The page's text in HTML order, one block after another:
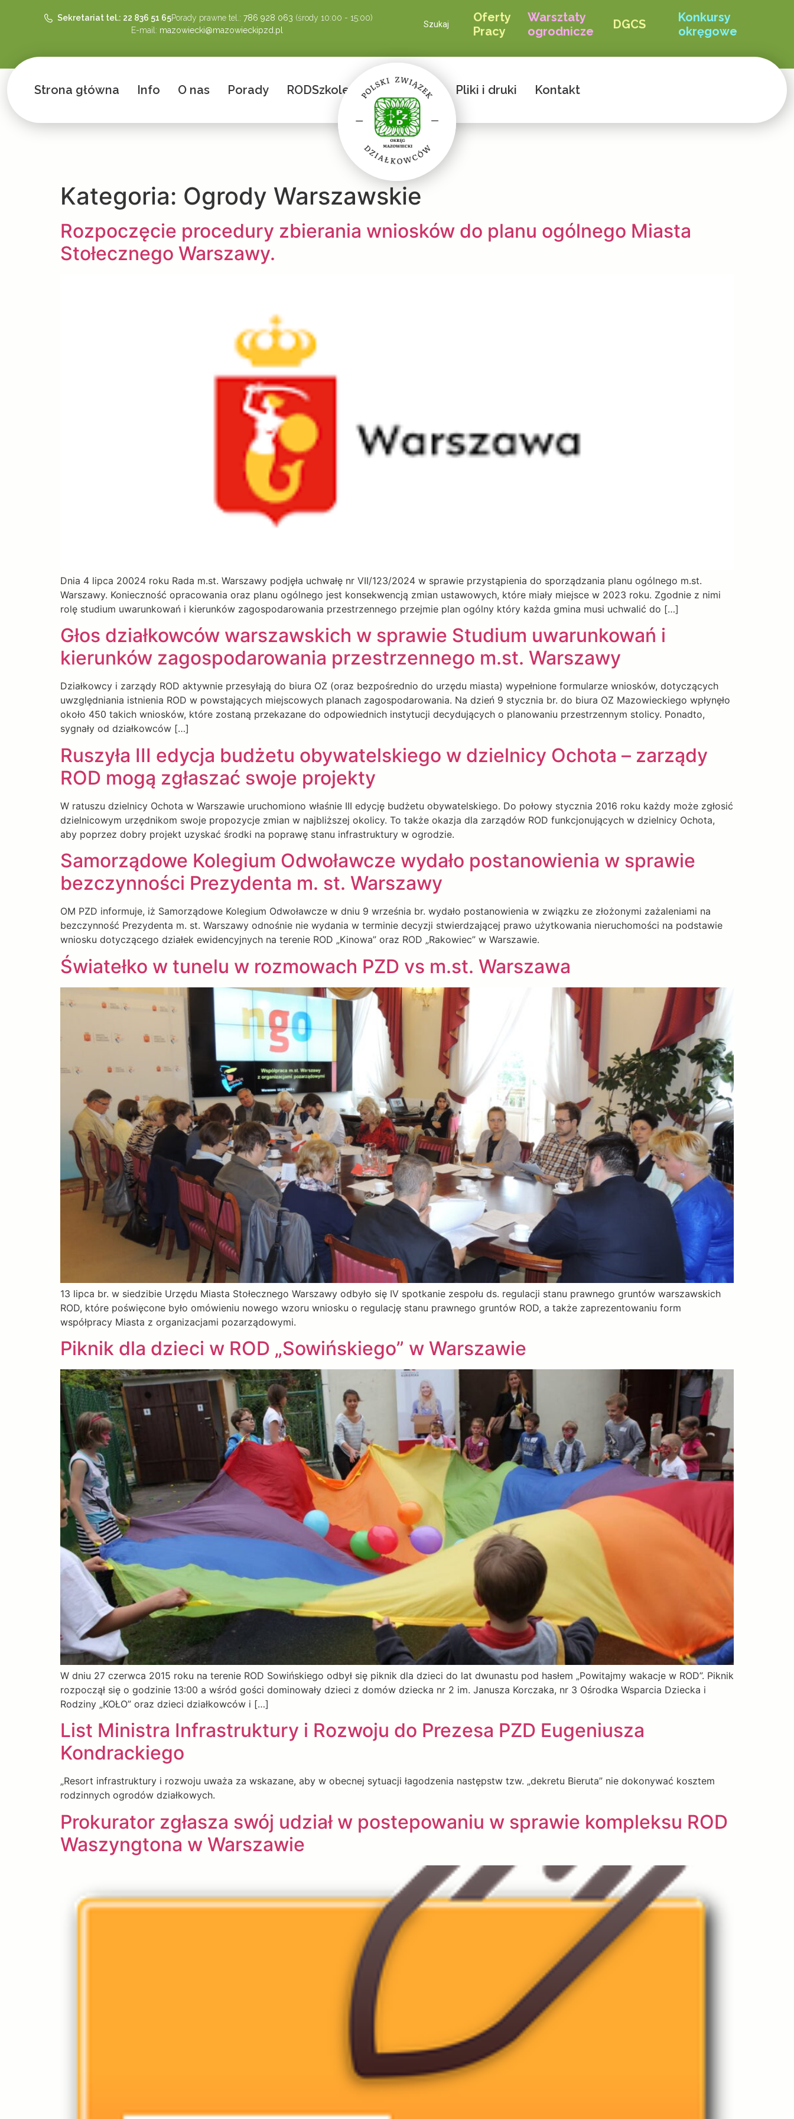
Sekretariat tel.: 22 836 51 65Porady prawne tel.: 786 928 063 (środy 10:00 - 15:00)
E-mail: mazowiecki@mazowieckipzd.pl
Szukaj
Oferty
Pracy
Warsztaty
ogrodnicze
DGCS
Konkursy
okręgowe
Strona główna Info O nas Porady RODSzkolenia Przetargi Pliki i druki Kontakt
Kategoria: Ogrody Warszawskie
Rozpoczęcie procedury zbierania wniosków do planu ogólnego Miasta
Stołecznego Warszawy.
Dnia 4 lipca 20024 roku Rada m.st. Warszawy podjęła uchwałę nr VII/123/2024 w sprawie przystąpienia do sporządzania planu ogólnego m.st.
Warszawy. Konieczność opracowania oraz planu ogólnego jest konsekwencją zmian ustawowych, które miały miejsce w 2023 roku. Zgodnie z nimi
rolę studium uwarunkowań i kierunków zagospodarowania przestrzennego przejmie plan ogólny który każda gmina musi uchwalić do […]
Głos działkowców warszawskich w sprawie Studium uwarunkowań i
kierunków zagospodarowania przestrzennego m.st. Warszawy
Działkowcy i zarządy ROD aktywnie przesyłają do biura OZ (oraz bezpośrednio do urzędu miasta) wypełnione formularze wniosków, dotyczących
uwzględniania istnienia ROD w powstających miejscowych planach zagospodarowania. Na dzień 9 stycznia br. do biura OZ Mazowieckiego wpłynęło
około 450 takich wniosków, które zostaną przekazane do odpowiednich instytucji decydujących o planowaniu przestrzennym stolicy. Ponadto,
sygnały od działkowców […]
Ruszyła III edycja budżetu obywatelskiego w dzielnicy Ochota – zarządy
ROD mogą zgłaszać swoje projekty
W ratuszu dzielnicy Ochota w Warszawie uruchomiono właśnie III edycję budżetu obywatelskiego. Do połowy stycznia 2016 roku każdy może zgłosić
dzielnicowym urzędnikom swoje propozycje zmian w najbliższej okolicy. To także okazja dla zarządów ROD funkcjonujących w dzielnicy Ochota,
aby poprzez dobry projekt uzyskać środki na poprawę stanu infrastruktury w ogrodzie.
Samorządowe Kolegium Odwoławcze wydało postanowienia w sprawie
bezczynności Prezydenta m. st. Warszawy
OM PZD informuje, iż Samorządowe Kolegium Odwoławcze w dniu 9 września br. wydało postanowienia w związku ze złożonymi zażaleniami na
bezczynność Prezydenta m. st. Warszawy odnośnie nie wydania w terminie decyzji stwierdzającej prawo użytkowania nieruchomości na podstawie
wniosku dotyczącego działek ewidencyjnych na terenie ROD „Kinowa” oraz ROD „Rakowiec” w Warszawie.
Światełko w tunelu w rozmowach PZD vs m.st. Warszawa
13 lipca br. w siedzibie Urzędu Miasta Stołecznego Warszawy odbyło się IV spotkanie zespołu ds. regulacji stanu prawnego gruntów warszawskich
ROD, które poświęcone było omówieniu nowego wzoru wniosku o regulację stanu prawnego gruntów ROD, a także zaprezentowaniu form
współpracy Miasta z organizacjami pozarządowymi.
Piknik dla dzieci w ROD „Sowińskiego” w Warszawie
W dniu 27 czerwca 2015 roku na terenie ROD Sowińskiego odbył się piknik dla dzieci do lat dwunastu pod hasłem „Powitajmy wakacje w ROD”. Piknik
rozpoczął się o godzinie 13:00 a wśród gości dominowały dzieci z domów dziecka nr 2 im. Janusza Korczaka, nr 3 Ośrodka Wsparcia Dziecka i
Rodziny „KOŁO” oraz dzieci działkowców i […]
List Ministra Infrastruktury i Rozwoju do Prezesa PZD Eugeniusza
Kondrackiego
„Resort infrastruktury i rozwoju uważa za wskazane, aby w obecnej sytuacji łagodzenia następstw tzw. „dekretu Bieruta” nie dokonywać kosztem
rodzinnych ogrodów działkowych.
Prokurator zgłasza swój udział w postepowaniu w sprawie kompleksu ROD
Waszyngtona w Warszawie